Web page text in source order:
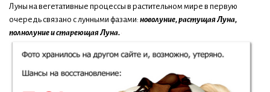
Луны на вегетативные процессы в растительном мире в первую
очередь связано с лунными фазами: новолуние, растущая Луна,
полнолуние и стареющая Луна.